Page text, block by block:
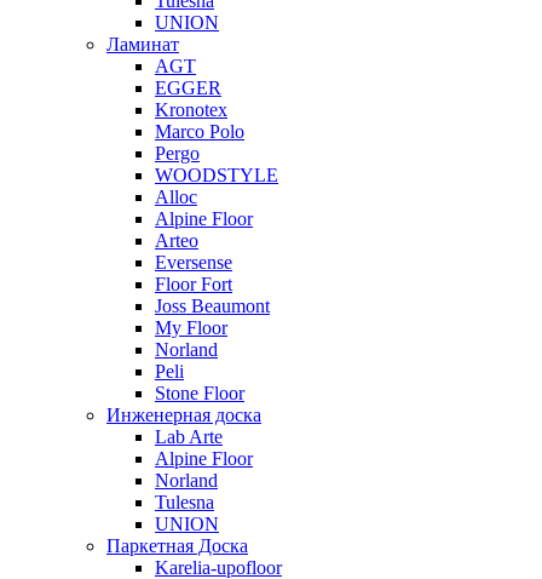
UNION
Ламинат
AGT
EGGER
Kronotex
Marco Polo
Pergo
WOODSTYLE
Alloc
Alpine Floor
Arteo
Eversense
Floor Fort
Joss Beaumont
My Floor
Norland
Peli
Stone Floor
Инженерная доска
Lab Arte
Alpine Floor
Norland
Tulesna
UNION
Паркетная Доска
Karelia-upofloor